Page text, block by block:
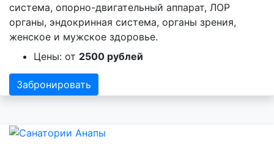
система, опорно-двигательный аппарат, ЛОР
органы, эндокринная система, органы зрения,
женское и мужское здоровье.
Цены: от 2500 рублей
Забронировать